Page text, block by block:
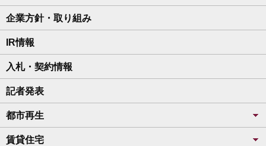
企業方針・取り組み
IR情報
入札・契約情報
記者発表
都市再生
賃貸住宅